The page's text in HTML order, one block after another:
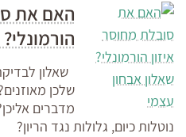
האם את
שאלון
שלכן
מדברים
נוטלות כיום, גלולות נגד הריון?